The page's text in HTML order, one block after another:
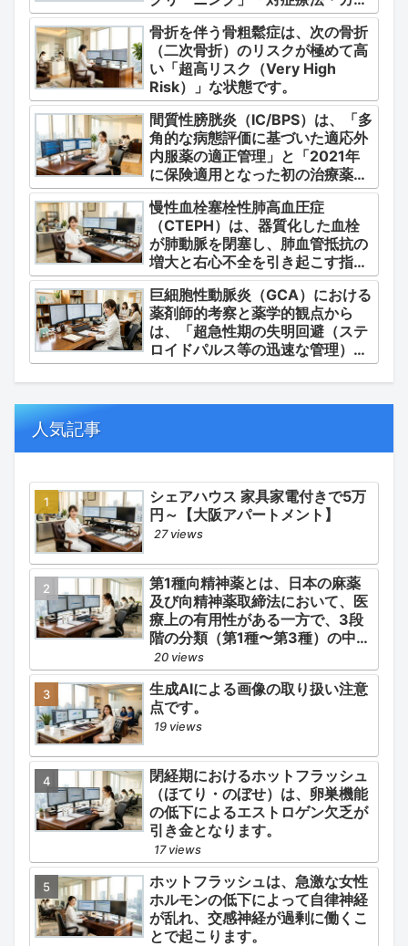
テル療法の適正使用」「画期的な
新薬・DDSの動向」の3つの軸か
ら整理します。
骨折を伴う骨粗鬆症は、次の骨折
（二次骨折）のリスクが極めて高
い「超高リスク（Very High
Risk）」な状態です。
間質性膀胱炎（IC/BPS）は、「多
角的な病態評価に基づいた適応外
内服薬の適正管理」と「2021年
に保険適用となった初の治療薬で
あるジメチルスルホキシド
（DMSO）の安全かつ確実な調
剤・運用」に集約されます。
慢性血栓塞栓性肺高血圧症
（CTEPH）は、器質化した血栓
が肺動脈を閉塞し、肺血管抵抗の
増大と右心不全を引き起こす指定
難病（第4群肺高血圧症）です。
巨細胞性動脈炎（GCA）における
薬剤師的考察と薬学的観点から
は、「超急性期の失明回避（ステ
ロイドパルス等の迅速な管理）」
「再燃防止とステロイドの最小化
（トシリズマブやウパダシチニブ
の適正使用）」「長期ステロイド
人気記事
シェアハウス 家具家電付きで5万
円～【大阪アパートメント】
27 views
第1種向精神薬とは、日本の麻薬
及び向精神薬取締法において、医
療上の有用性がある一方で、3段
階の分類（第1種〜第3種）の中で
最も医療用としての濫用の危険性
が高く、有害作用が強いとされる
医薬品です。
20 views
生成AIによる画像の取り扱い注意
点です。
19 views
閉経期におけるホットフラッシュ
（ほてり・のぼせ）は、卵巣機能
の低下によるエストロゲン欠乏が
引き金となります。
17 views
ホットフラッシュは、急激な女性
ホルモンの低下によって自律神経
が乱れ、交感神経が過剰に働くこ
とで起こります。